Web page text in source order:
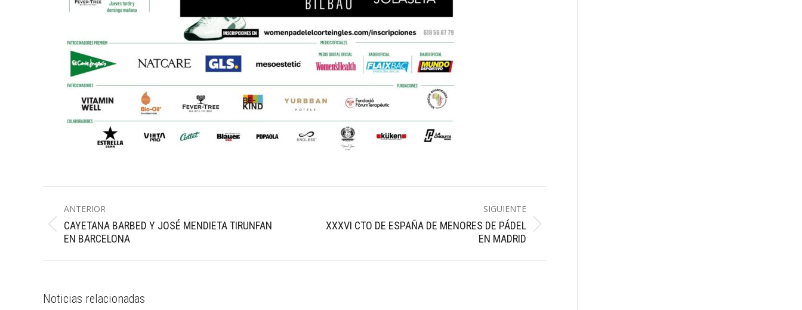
entre
publicaciones
ANTERIOR
Publicación
anterior:
CAYETANA BARBED Y JOSÉ MENDIETA TIRUNFAN
EN BARCELONA
SIGUIENTE
Publicación
XXXVI CTO DE ESPAÑA DE MENORES DE PÁDEL
EN MADRID
Noticias relacionadas